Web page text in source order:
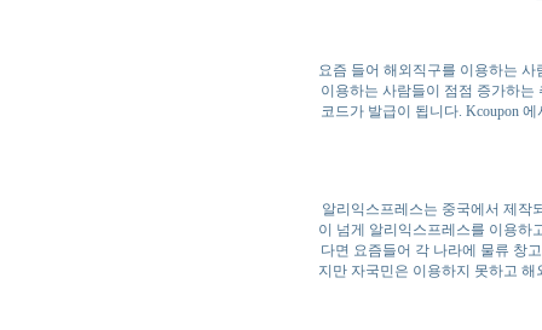
요즘 들어 해외직구를 이용하는
이용하는 사람들이 점점 증가하
코드가 발급이 됩니다. Kcoupon
알리익스프레스는 중국에서 제작
이 넘게 알리익스프레스를 이용하
다면 요즘들어 각 나라에 물류 창
지만 자국민은 이용하지 못하고